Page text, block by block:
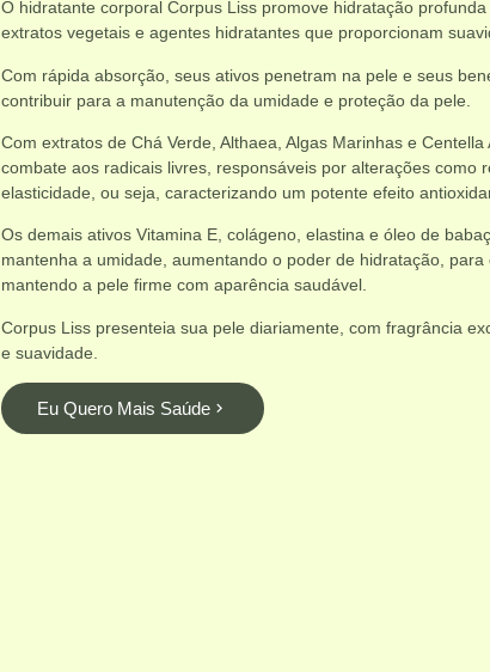
O hidratante corporal Corpus Liss promove hidratação
extratos vegetais e agentes hidratantes que proporcionam
Com rápida absorção, seus ativos penetram na pele e seus
contribuir para a manutenção da umidade e proteção da pele.
Com extratos de Chá Verde, Althaea, Algas Marinhas e
combate aos radicais livres, responsáveis por alterações como
elasticidade, ou seja, caracterizando um potente efeito
Os demais ativos Vitamina E, colágeno, elastina e óleo de
mantenha a umidade, aumentando o poder de hidratação,
mantendo a pele firme com aparência saudável.
Corpus Liss presenteia sua pele diariamente, com fragrância
e suavidade.
Eu Quero Mais Saúde